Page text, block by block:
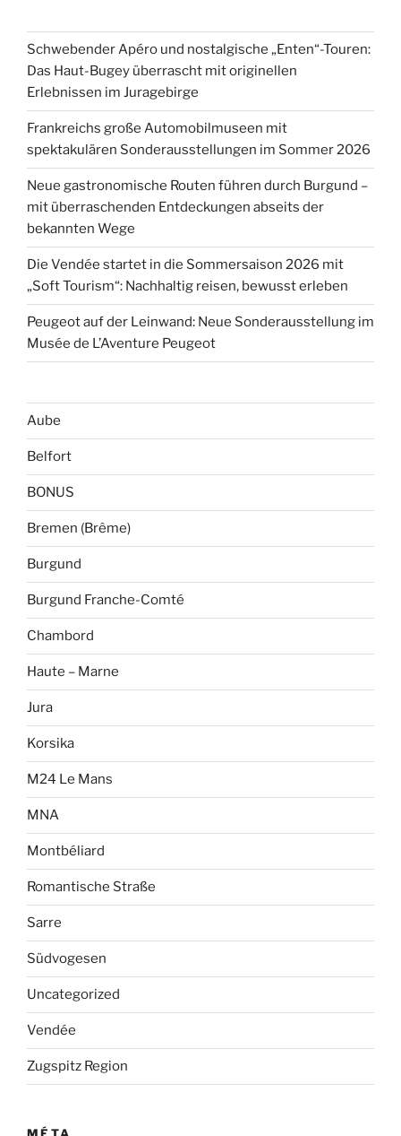
Schwebender Apéro und nostalgische „Enten“-Touren:
Das Haut-Bugey überrascht mit originellen
Erlebnissen im Juragebirge
Frankreichs große Automobilmuseen mit
spektakulären Sonderausstellungen im Sommer 2026
Neue gastronomische Routen führen durch Burgund –
mit überraschenden Entdeckungen abseits der
bekannten Wege
Die Vendée startet in die Sommersaison 2026 mit
„Soft Tourism“: Nachhaltig reisen, bewusst erleben
Peugeot auf der Leinwand: Neue Sonderausstellung im
Musée de L’Aventure Peugeot
Aube
Belfort
BONUS
Bremen (Brême)
Burgund
Burgund Franche-Comté
Chambord
Haute – Marne
Jura
Korsika
M24 Le Mans
MNA
Montbéliard
Romantische Straße
Sarre
Südvogesen
Uncategorized
Vendée
Zugspitz Region
MÉTA